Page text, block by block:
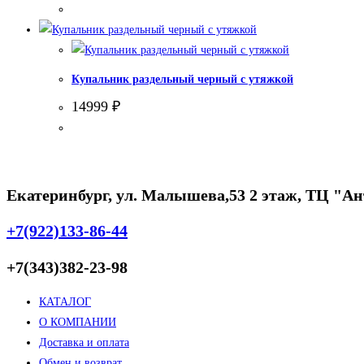
Купальник раздельный черный с утяжкой
14999 ₽
Екатеринбург, ул. Малышева,53 2 этаж, ТЦ
+7(922)133-86-44
+7(343)382-23-98
КАТАЛОГ
О КОМПАНИИ
Доставка и оплата